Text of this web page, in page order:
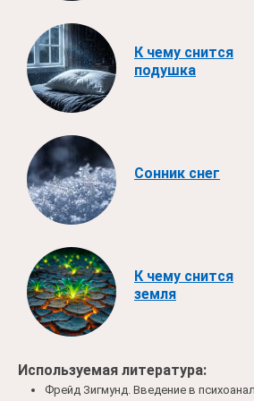
К чему снится
подушка
Сонник снег
К чему снится
земля
Используемая литература:
Фрейд Зигмунд. Введение в